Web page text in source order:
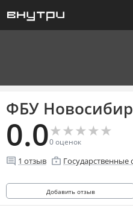
ФБУ
0.0★
★★
★★
★★
★★
★
0оценок
comment 1 отзыв enterprise Государственные
Добавить отзыв